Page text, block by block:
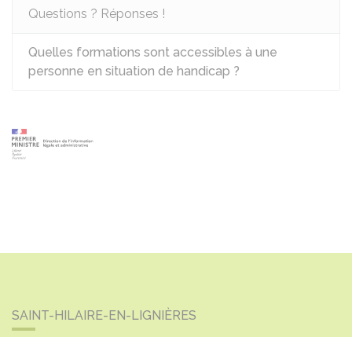
Questions ? Réponses !
Quelles formations sont accessibles à une
personne en situation de handicap ?
SAINT-HILAIRE-EN-LIGNIÈRES